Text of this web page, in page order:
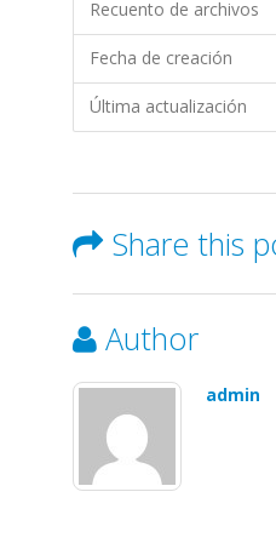
Recuento de archivos
Fecha de creación
Última actualización
Share this
Author
admin